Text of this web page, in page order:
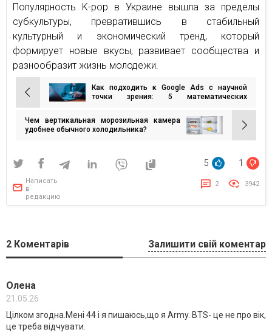
Популярность K-pop в Украине вышла за пределы
субкультуры, превратившись в стабильный
культурный и экономический тренд, который
формирует новые вкусы, развивает сообщества и
разнообразит жизнь молодежи.
Навигация
по
записям
Как подходить к Google Ads с научной
точки зрения: 5 математических
Чем вертикальная морозильная камера
удобнее обычного холодильника?
5 1
Написать
в
редакцию
2 3942
2 Коментарів Залишити свій коментар
Олена
21.05.26
Цілком згодна.Мені 44 і я пишаюсь,що я Army. BTS- це не про вік,
це треба відчувати.